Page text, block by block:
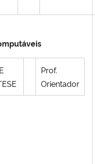
Prof.
Orientador